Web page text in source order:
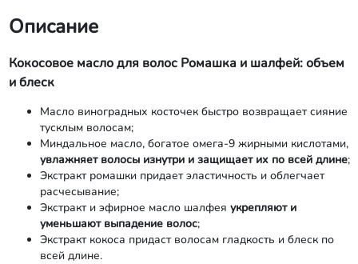
Описание
Кокосовое масло для волос Ромашка и шалфей: объем
и блеск
Масло виноградных косточек быстро возвращает сияние
тусклым волосам;
Миндальное масло, богатое омега-9 жирными кислотами,
увлажняет волосы изнутри и защищает их по всей длине;
Экстракт ромашки придает эластичность и облегчает
расчесывание;
Экстракт и эфирное масло шалфея укрепляют и
уменьшают выпадение волос;
Экстракт кокоса придаст волосам гладкость и блеск по
всей длине.